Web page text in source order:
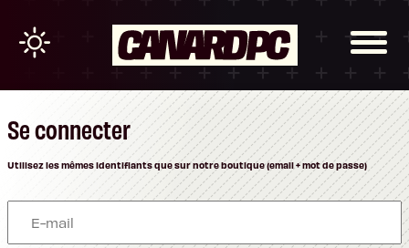
Se connecter
Utilisez les mêmes identifiants que sur notre boutique (email + mot de passe)